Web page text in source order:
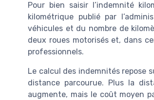
Pour bien saisir l’indemnité
kilométrique publié par
véhicules et du nombre de
deux roues motorisés et, dans
professionnels.
Le calcul des indemnités repose
distance parcourue. Plus la
augmente, mais le coût moyen